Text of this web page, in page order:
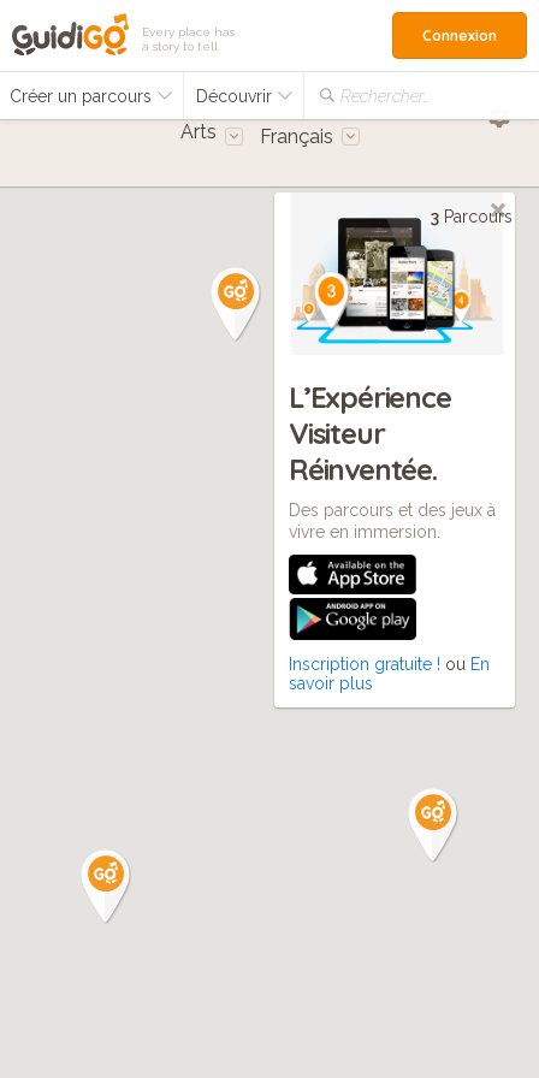
Every place has
a story to tell
Créer un parcours Découvrir Rechercher…
Connexion
Arts Français
3 Parcours
L’Expérience
Visiteur
Réinventée.
Des parcours et des jeux à
vivre en immersion.
Inscription gratuite ! ou En
savoir plus